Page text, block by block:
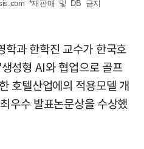
*재판매 및 DB 금지
학과 한학진 교수가 한국호
성형 AI와 협업으로 골프
호텔산업에의 적용모델 개
우수 발표논문상을 수상했